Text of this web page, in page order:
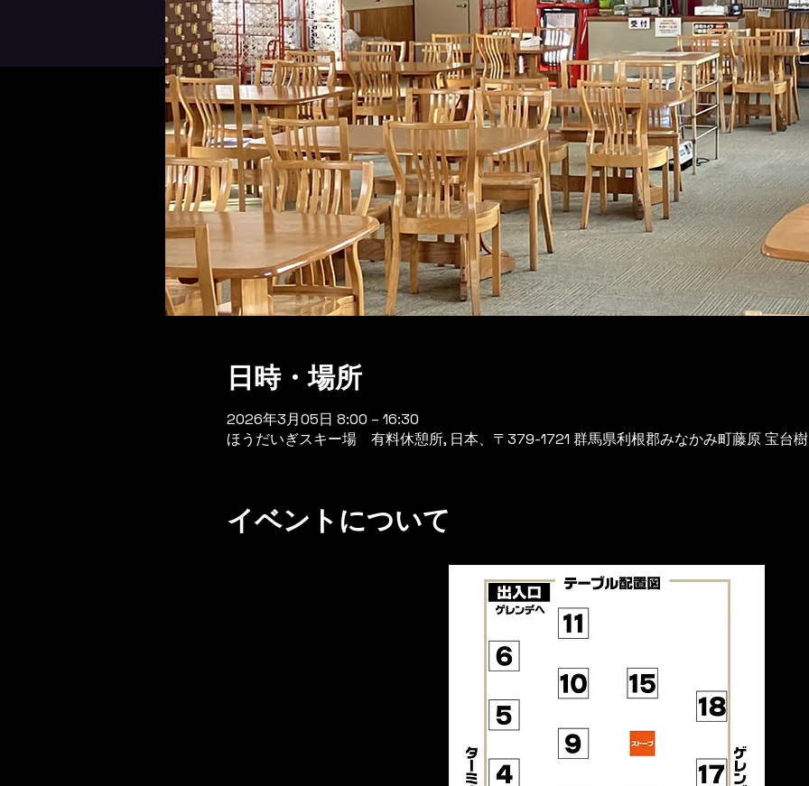
日時・場所
2026年3月05日 8:00 – 16:30
ほうだいぎスキー場 有料休憩所, 日本、〒379-1721 群馬県利根郡みなかみ町藤原 宝台
イベントについて